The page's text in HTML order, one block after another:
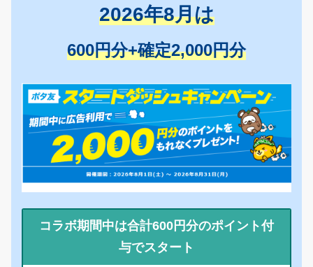
2026年8月は
600円分+確定2,000円分
コラボ期間中は合計600円分のポイント付
与でスタート